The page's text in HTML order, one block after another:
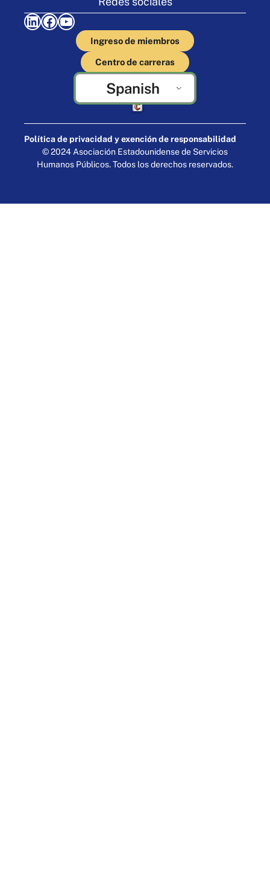
LinkedIn Facebook YouTube
Ingreso de miembros
Centro de carreras
Spanish
Elaborado por Cornershop Creative
Política de privacidad y exención de responsabilidad
© 2024 Asociación Estadounidense de Servicios
Humanos Públicos. Todos los derechos reservados.